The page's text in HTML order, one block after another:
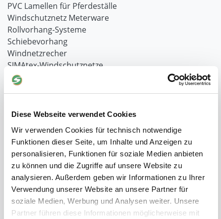
Diese Webseite verwendet Cookies
Wir verwenden Cookies für technisch notwendige
Funktionen dieser Seite, um Inhalte und Anzeigen zu
personalisieren, Funktionen für soziale Medien anbieten
zu können und die Zugriffe auf unsere Website zu
analysieren. Außerdem geben wir Informationen zu Ihrer
Verwendung unserer Website an unsere Partner für
soziale Medien, Werbung und Analysen weiter. Unsere
Partner führen diese Informationen möglicherweise mit
PVC Lamellen für Pferdeställe
Windschutznetz Meterware
Rollvorhang-Systeme
Schiebevorhang
Windnetzrecher
SIMAtex-Windschutznetze
Windschutznetze für Carports und Terrassen
Schiebetor über Eck selber bauen
Planenhauben für Unterstände
Hofbedarf
Schiebetorsets
Winter und Landwirtschaft
Windschutz Schiebetor
Windschutznetz für Pferdestall
FAQ Schiebetorbau
Schiebetor selbst bauen